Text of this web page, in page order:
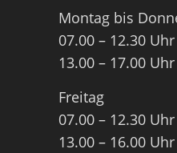
Montag bis
07.00 – 12.30 Uhr
13.00 – 17.00 Uhr
Freitag
07.00 – 12.30 Uhr
13.00 – 16.00 Uhr